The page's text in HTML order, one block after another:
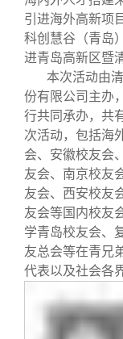
引进海外高新项
科创慧谷（青岛
进青岛高新区暨
本次活动由
份有限公司主办
行共同承办，共
次活动，包括海
会、安徽校友会
友会、南京校友
友会、西安校友
友会等国内校友
学青岛校友会、
友总会等在青兄
代表以及社会各